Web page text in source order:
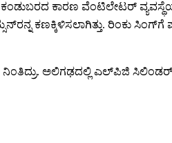
ಕಾರಣ ವೆಂಟಿಲೇಟರ್
ಕಣಕ್ಕಿಳಿಸಲಾಗಿತ್ತು. ರಿಂಕು
ನಿಂತಿದ್ರು. ಅಲಿಗಢದಲ್ಲಿ ಎಲ್‌ಪಿಜಿ